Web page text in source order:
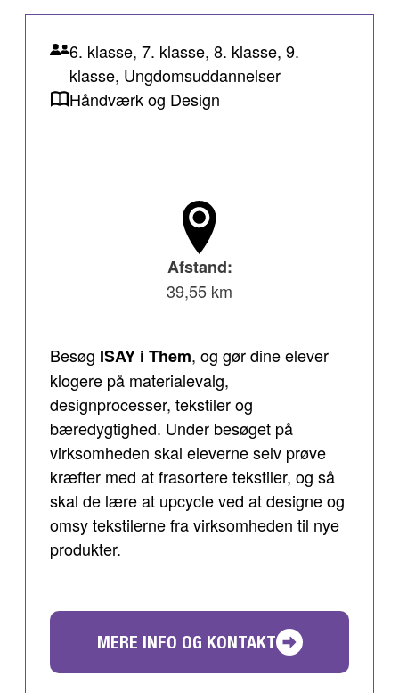
6. klasse, 7. klasse, 8. klasse, 9.
klasse, Ungdomsuddannelser
Håndværk og Design
Afstand:
39,55 km
Besøg ISAY i Them, og gør dine elever
klogere på materialevalg,
designprocesser, tekstiler og
bæredygtighed. Under besøget på
virksomheden skal eleverne selv prøve
kræfter med at frasortere tekstiler, og så
skal de lære at upcycle ved at designe og
omsy tekstilerne fra virksomheden til nye
produkter.
MERE INFO OG KONTAKT